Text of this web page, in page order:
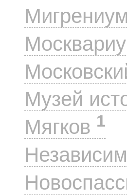
Мигрениум
Музей
Мягков 1